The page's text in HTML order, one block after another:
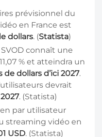
prévisionnel du
en France est
dollars. (Statista)
connaît une
% et atteindra un
de dollars d’ici 2027.
devrait
. (Statista)
par utilisateur
streaming vidéo en
USD. (Statista)